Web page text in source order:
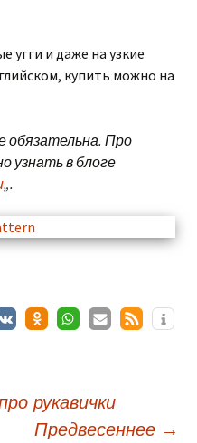
и даже на узкие
купить можно на
обязательна. Про
узнать в блоге
„.
рукавички
Предвесеннее →